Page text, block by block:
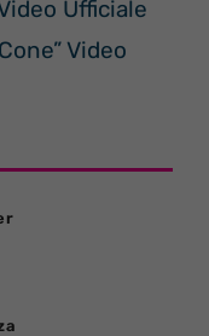
Ufficiale
Video